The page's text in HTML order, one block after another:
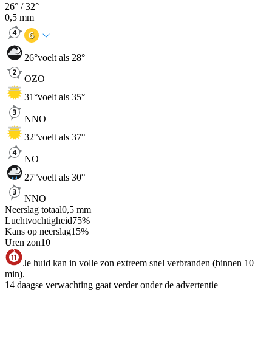
26° /32°
0,5 mm
26°voelt als 28°
OZO
31°voelt als 35°
NNO
32°voelt als 37°
NO
27°voelt als 30°
NNO
Neerslag totaal0,5 mm
Luchtvochtigheid75%
Kans op neerslag15%
Uren zon10
Je huid kan in volle zon extreem snel verbranden (binnen 10
min).
14 daagse verwachting gaat verder onder de advertentie